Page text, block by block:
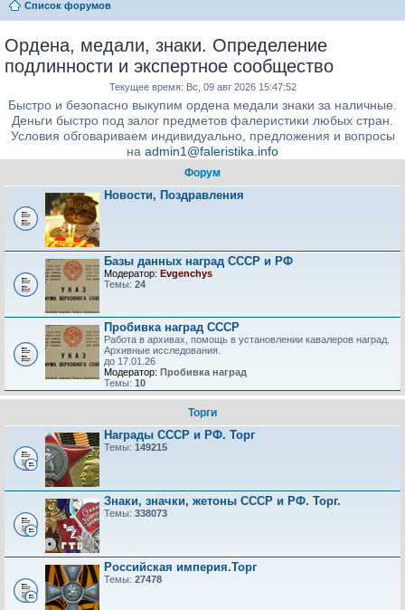
Список форумов
Ордена, медали, знаки. Определение
подлинности и экспертное сообщество
Текущее время: Вс, 09 авг 2026 15:47:52
Быстро и безопасно выкупим ордена медали знаки за наличные.
Деньги быстро под залог предметов фалеристики любых стран.
Условия обговариваем индивидуально, предложения и вопросы
на admin1@faleristika.info
Форум
Новости, Поздравления
Базы данных наград СССР и РФ
Модератор: Evgenchys
Темы: 24
Пробивка наград СССР
Работа в архивах, помощь в установлении кавалеров наград.
Архивные исследования.
до 17.01.26
Модератор: Пробивка наград
Темы: 10
Торги
Награды СССР и РФ. Торг
Темы: 149215
Знаки, значки, жетоны СССР и РФ. Торг.
Темы: 338073
Российская империя.Торг
Темы: 27478